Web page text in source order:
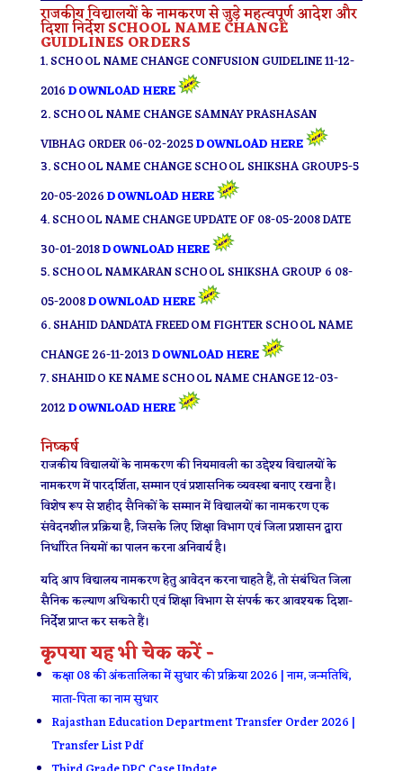
राजकीय विद्यालयों के नामकरण से जुड़े महत्वपूर्ण आदेश और
दिशा निर्देशSCHOOL NAME CHANGE
GUIDLINES ORDERS
SCHOOL NAME CHANGE CONFUSION GUIDELINE 11-12-
2016DOWNLOAD HERE
SCHOOL NAME CHANGE SAMNAY PRASHASAN
VIBHAG ORDER 06-02-2025DOWNLOAD HERE
SCHOOL NAME CHANGE SCHOOL SHIKSHA GROUP5-5
20-05-2026DOWNLOAD HERE
SCHOOL NAME CHANGE UPDATE OF 08-05-2008 DATE
30-01-2018DOWNLOAD HERE
SCHOOL NAMKARAN SCHOOL SHIKSHA GROUP 6 08-
05-2008DOWNLOAD HERE
SHAHID DANDATA FREEDOM FIGHTER SCHOOL NAME
CHANGE 26-11-2013DOWNLOAD HERE
SHAHIDO KE NAME SCHOOL NAME CHANGE 12-03-
2012DOWNLOAD HERE
निष्कर्ष
राजकीय विद्यालयों के नामकरण की नियमावली का उद्देश्य विद्यालयों के
नामकरण में पारदर्शिता, सम्मान एवं प्रशासनिक व्यवस्था बनाए रखना है।
विशेष रूप से शहीद सैनिकों के सम्मान में विद्यालयों का नामकरण एक
संवेदनशील प्रक्रिया है, जिसके लिए शिक्षा विभाग एवं जिला प्रशासन द्वारा
निर्धारित नियमों का पालन करना अनिवार्य है।
यदि आप विद्यालय नामकरण हेतु आवेदन करना चाहते हैं, तो संबंधित जिला
सैनिक कल्याण अधिकारी एवं शिक्षा विभाग से संपर्क कर आवश्यक दिशा-
निर्देश प्राप्त कर सकते हैं।
कृपया यह भी चेक करें -
कक्षा 08 की अंकतालिका में सुधार की प्रक्रिया 2026 | नाम, जन्मतिथि,
माता-पिता का नाम सुधार
Rajasthan Education Department Transfer Order 2026 |
Transfer List Pdf